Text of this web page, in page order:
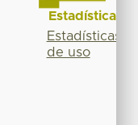
Estadísticas
Estadísticas
de uso